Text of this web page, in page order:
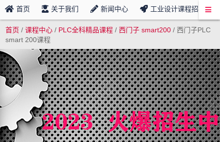
首页 关于我们 新闻中心 工业设计课程招募
首页 /课程中心 / PLC全科精品课程 /西门子 smart200 /西门子PLC
smart 200课程